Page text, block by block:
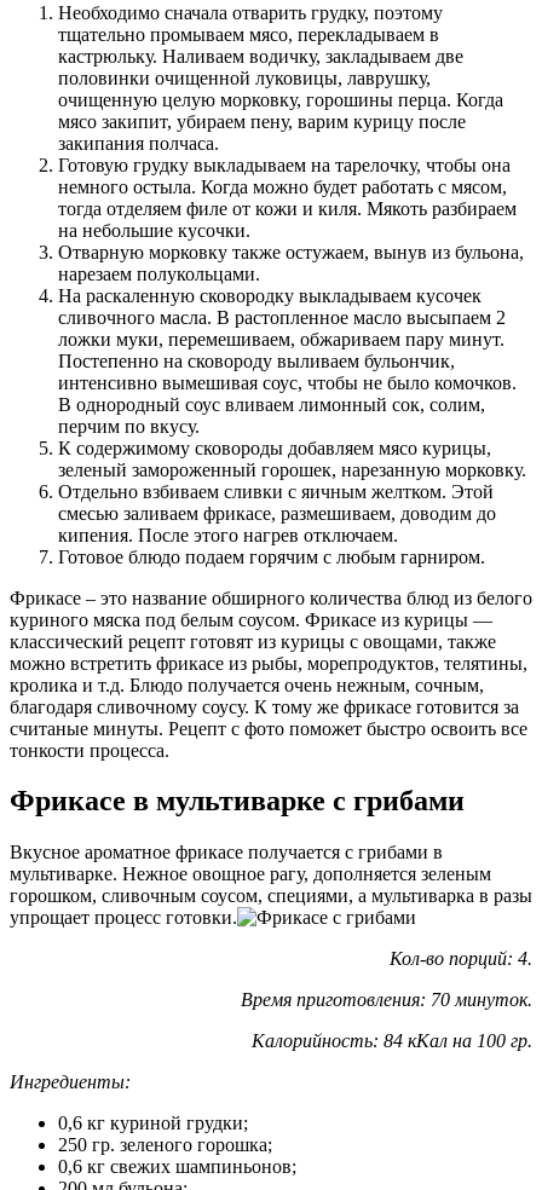
Необходимо сначала отварить грудку, поэтому
тщательно промываем мясо, перекладываем в
кастрюльку. Наливаем водичку, закладываем две
половинки очищенной луковицы, лаврушку,
очищенную целую морковку, горошины перца. Когда
мясо закипит, убираем пену, варим курицу после
закипания полчаса.
Готовую грудку выкладываем на тарелочку, чтобы она
немного остыла. Когда можно будет работать с мясом,
тогда отделяем филе от кожи и киля. Мякоть разбираем
на небольшие кусочки.
Отварную морковку также остужаем, вынув из бульона,
нарезаем полукольцами.
На раскаленную сковородку выкладываем кусочек
сливочного масла. В растопленное масло высыпаем 2
ложки муки, перемешиваем, обжариваем пару минут.
Постепенно на сковороду выливаем бульончик,
интенсивно вымешивая соус, чтобы не было комочков.
В однородный соус вливаем лимонный сок, солим,
перчим по вкусу.
К содержимому сковороды добавляем мясо курицы,
зеленый замороженный горошек, нарезанную морковку.
Отдельно взбиваем сливки с яичным желтком. Этой
смесью заливаем фрикасе, размешиваем, доводим до
кипения. После этого нагрев отключаем.
Готовое блюдо подаем горячим с любым гарниром.
Фрикасе – это название обширного количества блюд из белого
куриного мяска под белым соусом. Фрикасе из курицы —
классический рецепт готовят из курицы с овощами, также
можно встретить фрикасе из рыбы, морепродуктов, телятины,
кролика и т.д. Блюдо получается очень нежным, сочным,
благодаря сливочному соусу. К тому же фрикасе готовится за
считаные минуты. Рецепт с фото поможет быстро освоить все
тонкости процесса.
Фрикасе в мультиварке с грибами
Вкусное ароматное фрикасе получается с грибами в
мультиварке. Нежное овощное рагу, дополняется зеленым
горошком, сливочным соусом, специями, а мультиварка в разы
упрощает процесс готовки.
Кол-во порций: 4.
Время приготовления: 70 минуток.
Калорийность: 84 кКал на 100 гр.
Ингредиенты:
0,6 кг куриной грудки;
250 гр. зеленого горошка;
0,6 кг свежих шампиньонов;